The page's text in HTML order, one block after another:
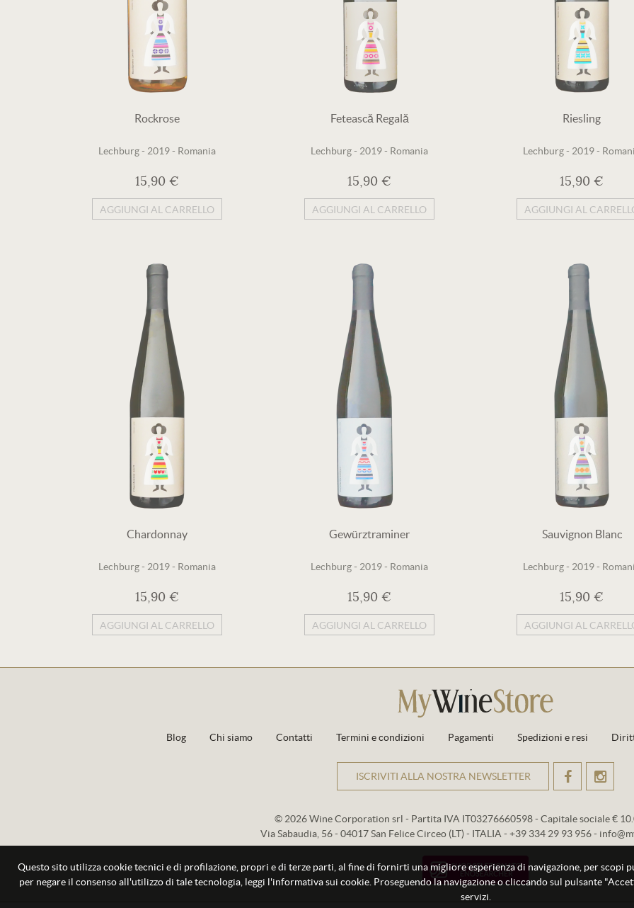
Rockrose
Lechburg- 2019- Romania
15,90 €
AGGIUNGI AL CARRELLO
Fetească Regală
Lechburg- 2019- Romania
15,90 €
AGGIUNGI AL CARRELLO
Riesling
Lechburg- 2019-
15,90 €
AGGIUNGI AL
Chardonnay
Lechburg- 2019- Romania
15,90 €
AGGIUNGI AL CARRELLO
Gewürztraminer
Lechburg- 2019- Romania
15,90 €
AGGIUNGI AL CARRELLO
Sauvignon Blanc
Lechburg- 2019-
15,90 €
AGGIUNGI AL
Blog Chi siamo Contatti Termini e condizioni Pagamenti Spedizioni e resi
Questo sito utilizza cookie tecnici e di profilazione, propri e di terze parti, al fine di fornirti una migliore esperienza di navigazione, per
per negare il consenso all'utilizzo di tale tecnologia, leggi l'informativa sui cookie. Proseguendo la navigazione o cliccando sul pulsante
servizi.
ISCRIVITI ALLA NOSTRA NEWSLETTEROK
© 2026 Wine Corporation srl - Partita IVA IT03276660598 - Capitale sociale €
Via Sabaudia, 56 - 04017 San Felice Circeo (LT) - ITALIA - +39 334 29 93 956 -